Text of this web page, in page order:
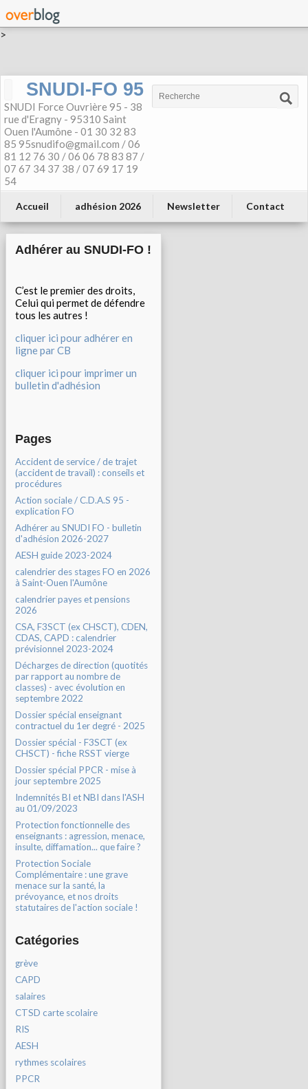
>
SNUDI-FO 95
SNUDI Force Ouvrière 95 - 38
rue d'Eragny - 95310 Saint
Ouen l'Aumône - 01 30 32 83
85 95snudifo@gmail.com / 06
81 12 76 30 / 06 06 78 83 87 /
07 67 34 37 38 / 07 69 17 19
54
Accueil adhésion 2026 Newsletter Contact
Adhérer au SNUDI-FO !
C’est le premier des droits,
Celui qui permet de défendre
tous les autres !
cliquer ici pour adhérer en
ligne par CB
cliquer ici pour imprimer un
bulletin d'adhésion
Pages
Accident de service / de trajet
(accident de travail) : conseils et
procédures
Action sociale / C.D.A.S 95 -
explication FO
Adhérer au SNUDI FO - bulletin
d'adhésion 2026-2027
AESH guide 2023-2024
calendrier des stages FO en 2026
à Saint-Ouen l'Aumône
calendrier payes et pensions
2026
CSA, F3SCT (ex CHSCT), CDEN,
CDAS, CAPD : calendrier
prévisionnel 2023-2024
Décharges de direction (quotités
par rapport au nombre de
classes) - avec évolution en
septembre 2022
Dossier spécial enseignant
contractuel du 1er degré - 2025
Dossier spécial - F3SCT (ex
CHSCT) - fiche RSST vierge
Dossier spécial PPCR - mise à
jour septembre 2025
Indemnités BI et NBI dans l'ASH
au 01/09/2023
Protection fonctionnelle des
enseignants : agression, menace,
insulte, diffamation... que faire ?
Protection Sociale
Complémentaire : une grave
menace sur la santé, la
prévoyance, et nos droits
statutaires de l'action sociale !
Catégories
grève
CAPD
salaires
CTSD carte scolaire
RIS
AESH
rythmes scolaires
PPCR